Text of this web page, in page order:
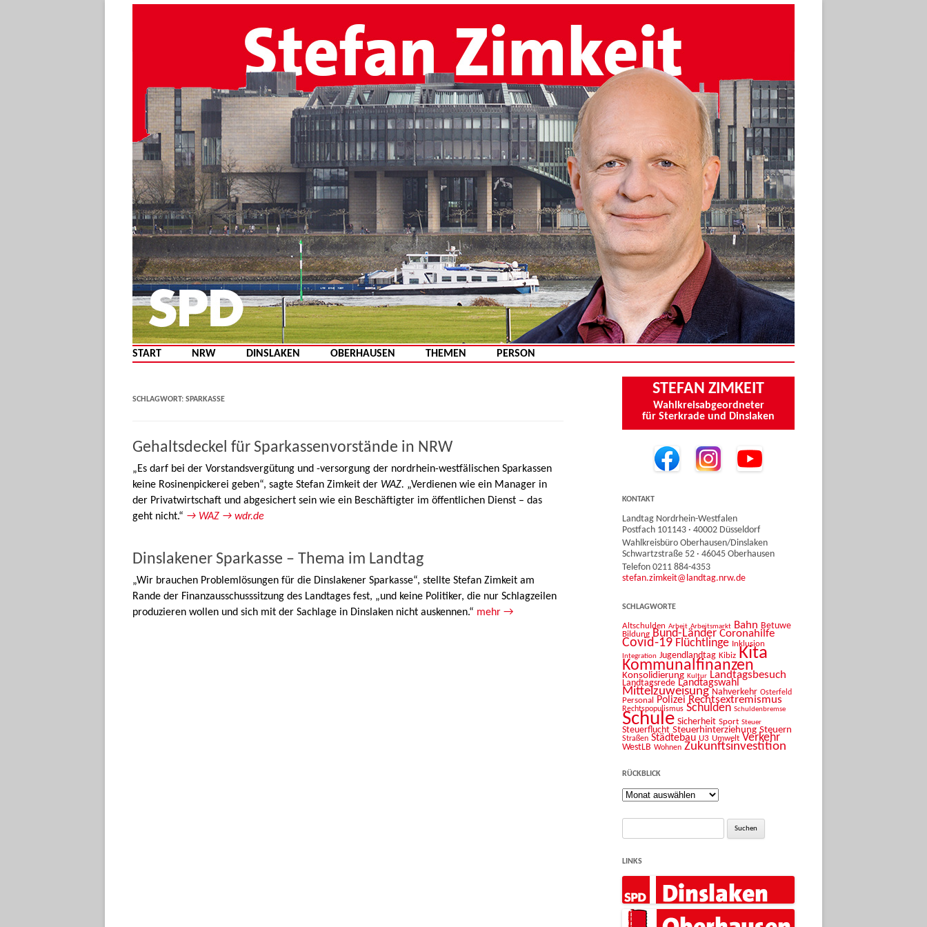
Zum Inhalt springen
START NRW DINSLAKEN OBERHAUSEN THEMEN PERSON
SCHLAGWORT: SPARKASSE
Gehaltsdeckel für Sparkassenvorstände in NRW
„Es darf bei der Vorstandsvergütung und -versorgung der nordrhein-westfälischen Sparkassen
keine Rosinenpickerei geben“, sagte Stefan Zimkeit der WAZ. „Verdienen wie ein Manager in
der Privatwirtschaft und abgesichert sein wie ein Beschäftigter im öffentlichen Dienst – das
geht nicht.“ → WAZ → wdr.de
Dinslakener Sparkasse – Thema im Landtag
„Wir brauchen Problemlösungen für die Dinslakener Sparkasse“, stellte Stefan Zimkeit am
Rande der Finanzausschusssitzung des Landtages fest, „und keine Politiker, die nur Schlagzeilen
produzieren wollen und sich mit der Sachlage in Dinslaken nicht auskennen.“ mehr →
STEFAN ZIMKEIT
Wahlkreisabgeordneter
für Sterkrade und Dinslaken
KONTAKT
Landtag Nordrhein-Westfalen
Postfach 101143 · 40002 Düsseldorf
Wahlkreisbüro Oberhausen/Dinslaken
Schwartzstraße 52 · 46045 Oberhausen
Telefon 0211 884-4353
stefan.zimkeit@landtag.nrw.de
SCHLAGWORTE
Altschulden Arbeit Arbeitsmarkt Bahn Betuwe
Bildung Bund-Länder Coronahilfe
Covid-19 Flüchtlinge Inklusion
Integration Jugendlandtag Kibiz Kita
Kommunalfinanzen
Konsolidierung Kultur Landtagsbesuch
Landtagsrede Landtagswahl
Mittelzuweisung Nahverkehr Osterfeld
Personal Polizei Rechtsextremismus
Rechtspopulismus Schulden Schuldenbremse
Schule Sicherheit Sport Steuer
Steuerflucht Steuerhinterziehung Steuern
Straßen Städtebau U3 Umwelt Verkehr
WestLB Wohnen Zukunftsinvestition
RÜCKBLICK
Rückblick
Suche
LINKS